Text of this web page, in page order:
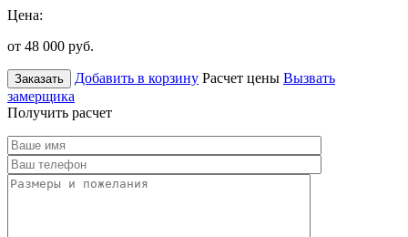
Цена:
от 48 000 руб.
Заказать Добавить в корзину Расчет цены Вызвать
замерщика
Получить расчет